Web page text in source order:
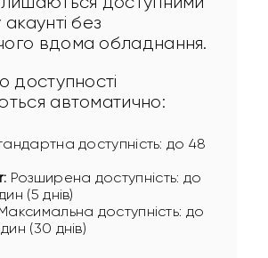
без
вдома обладнання.
доступності
автоматично:
доступність: до 48
Розширена доступність: до
(5 днів)
доступність: до
(30 днів)